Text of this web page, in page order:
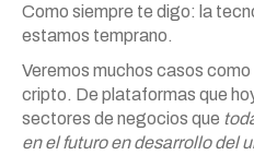
Como siempre te digo: la
estamos temprano.
Veremos muchos casos
cripto. De plataformas que
sectores de negocios que
en el futuro en desarrollo del